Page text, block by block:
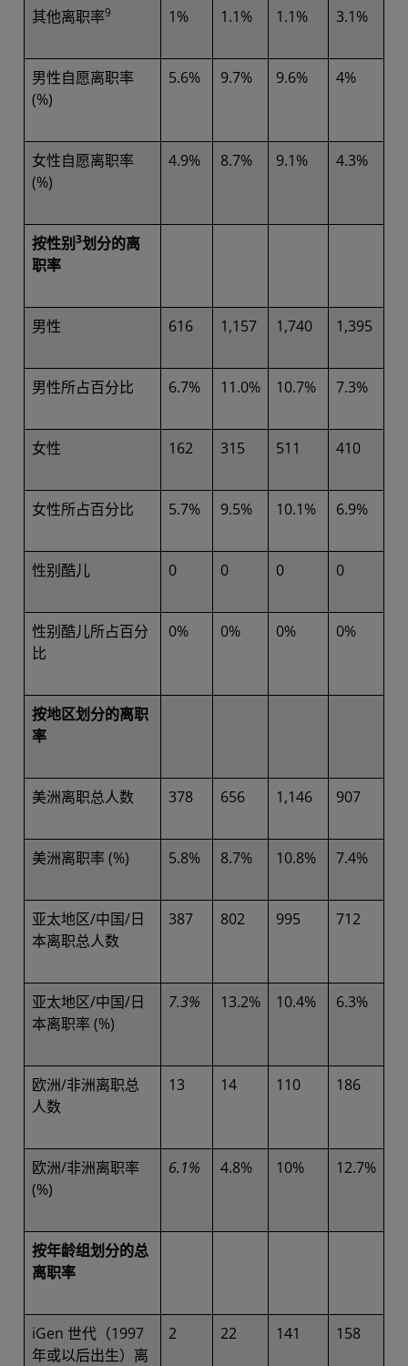
其他离职率9 1% 1.1% 1.1% 3.1%
男性自愿离职率
(%)
5.6% 9.7% 9.6% 4%
女性自愿离职率
(%)
4.9% 8.7% 9.1% 4.3%
按性别 3划分的离
职率
男性 616 1,157 1,740 1,395
男性所占百分比 6.7% 11.0% 10.7% 7.3%
女性 162 315 511 410
女性所占百分比 5.7% 9.5% 10.1% 6.9%
性别酷儿 0 0 0 0
性别酷儿所占百分
比
0% 0% 0% 0%
按地区划分的离职
率
美洲离职总人数 378 656 1,146 907
美洲离职率 (%) 5.8% 8.7% 10.8% 7.4%
亚太地区/中国/日
本离职总人数
387 802 995 712
亚太地区/中国/日
本离职率 (%)
7.3% 13.2% 10.4% 6.3%
欧洲/非洲离职总
人数
13 14 110 186
欧洲/非洲离职率
(%)
6.1% 4.8% 10% 12.7%
按年龄组划分的总
离职率
iGen 世代（1997
年或以后出生）离
2 22 141 158